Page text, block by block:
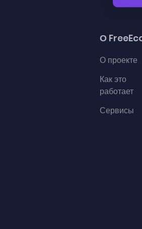
О
О проекте
Как это
работает
Сервисы